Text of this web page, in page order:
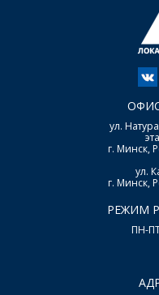
ул.
г. Минск,
ул.
г. Минск,
РЕЖИМ
ПН-